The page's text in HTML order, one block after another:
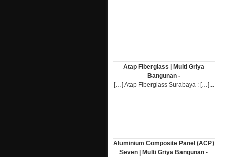
Atap Fiberglass | Multi Griya
Bangunan -
[…] Atap Fiberglass Surabaya : […]...
Aluminium Composite Panel (ACP)
Seven | Multi Griya Bangunan -